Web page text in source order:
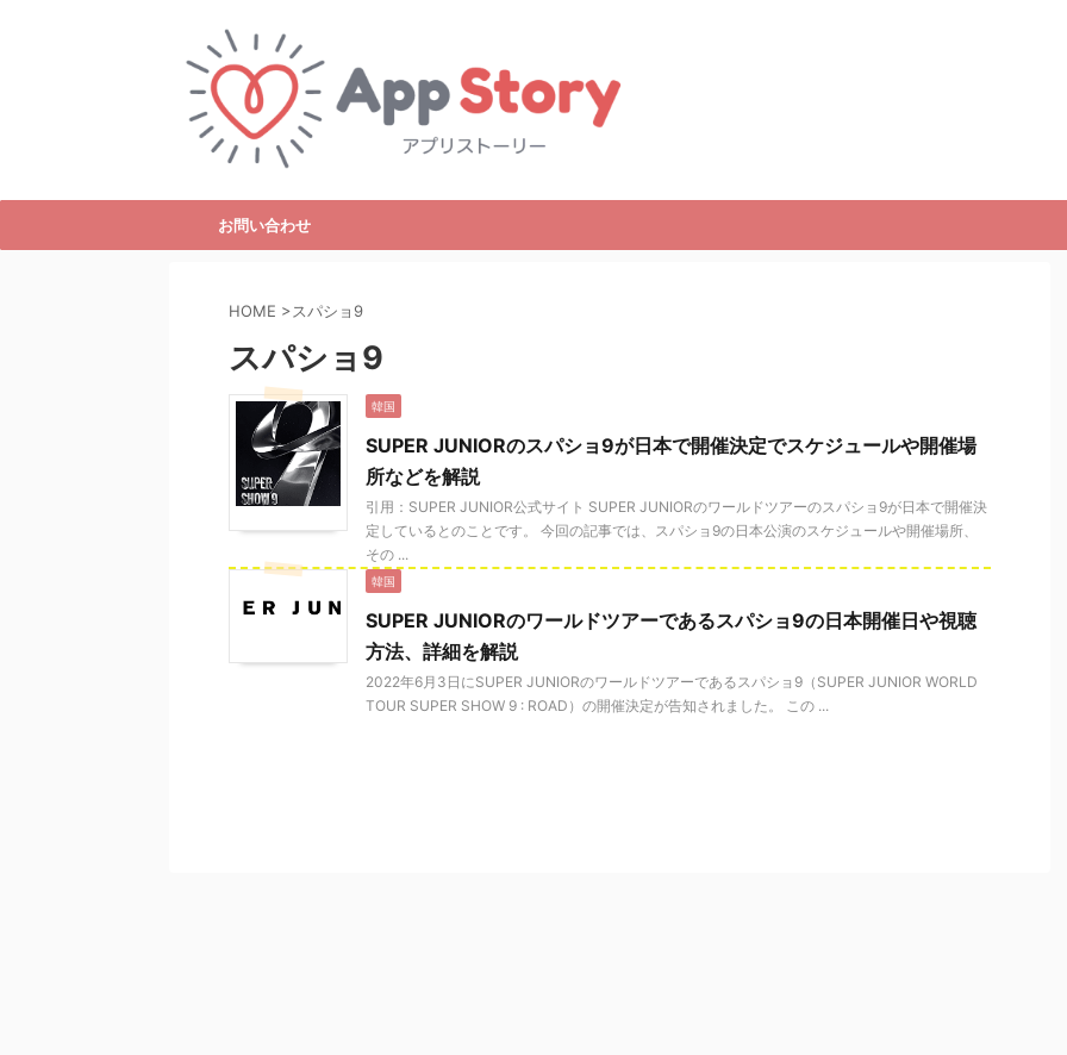
お問い合わせ
HOME >スパショ9
スパショ9
韓国
SUPER JUNIORのスパショ9が日本で開催決定でスケジュールや開催場
所などを解説
引用：SUPER JUNIOR公式サイト SUPER JUNIORのワールドツアーのスパショ9が日本で開催決
定しているとのことです。 今回の記事では、スパショ9の日本公演のスケジュールや開催場所、
その ...
韓国
SUPER JUNIORのワールドツアーであるスパショ9の日本開催日や視聴
方法、詳細を解説
2022年6月3日にSUPER JUNIORのワールドツアーであるスパショ9（SUPER JUNIOR WORLD
TOUR SUPER SHOW 9 : ROAD）の開催決定が告知されました。 この ...